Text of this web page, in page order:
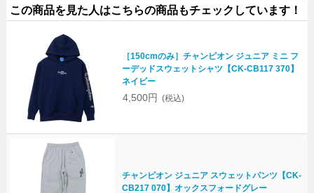
この商品を見た人はこちらの商品もチェックしています！
［150cmのみ］チャンピオン ジュニア ミニ フ
ーデッドスウェットシャツ【CK-CB117 370】
ネイビー
4,500円 (税込)
チャンピオン ジュニア スウェットパンツ【CK-
CB217 070】オックスフォードグレー